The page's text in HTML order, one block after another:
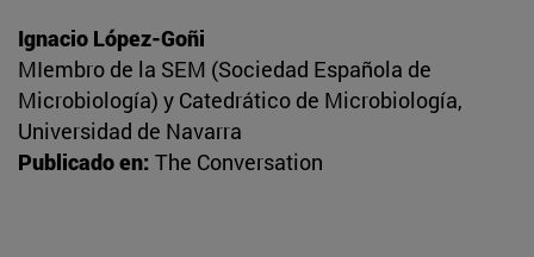
Ignacio López-Goñi
MIembro de la SEM (Sociedad Española de
Microbiología) y Catedrático de Microbiología,
Universidad de Navarra
Publicado en: The Conversation